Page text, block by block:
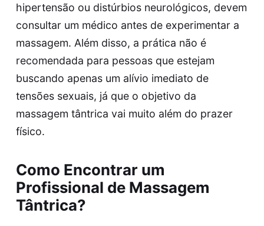
hipertensão ou distúrbios neurológicos, devem
consultar um médico antes de experimentar a
massagem. Além disso, a prática não é
recomendada para pessoas que estejam
buscando apenas um alívio imediato de
tensões sexuais, já que o objetivo da
massagem tântrica vai muito além do prazer
físico.
Como Encontrar um
Profissional de Massagem
Tântrica?